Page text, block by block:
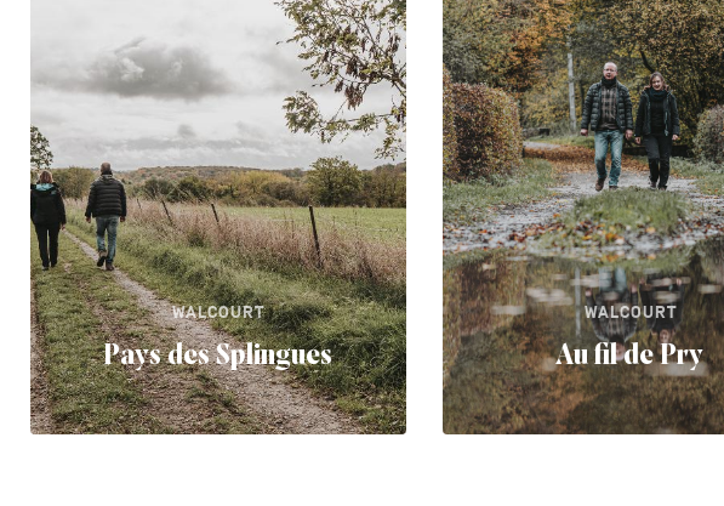
WALCOURT
Pays des Splingues
WALCOURT
Au fil de Pry